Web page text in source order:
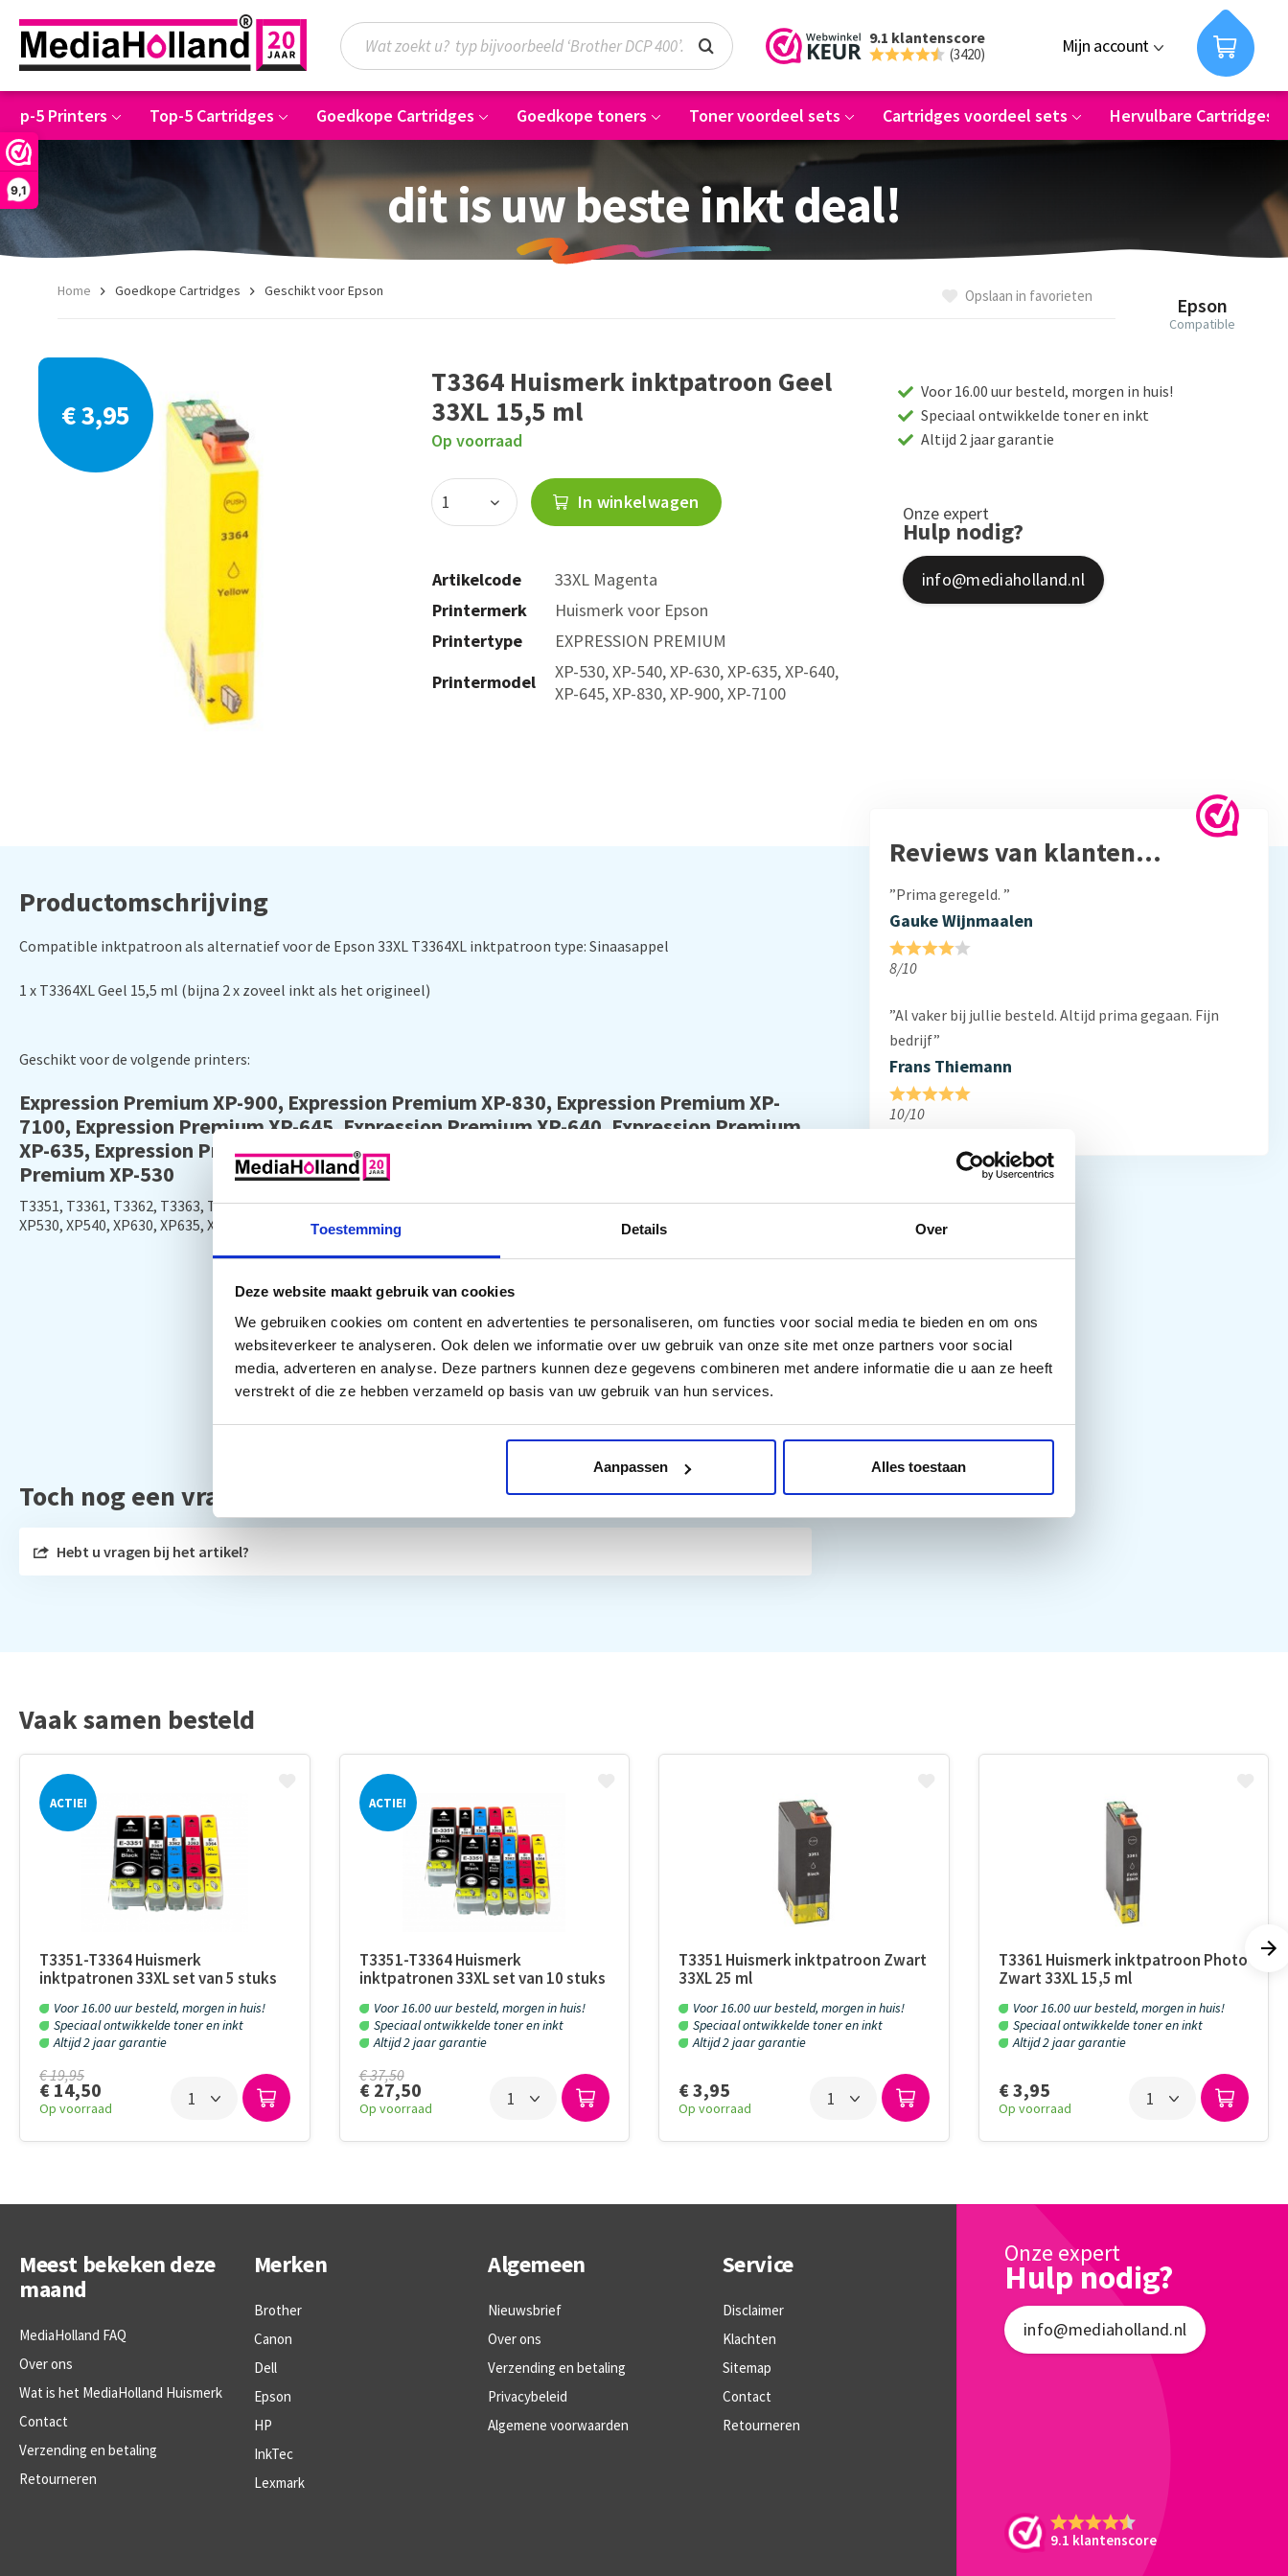
Toestemming Details Over
Deze website maakt gebruik van cookies
We gebruiken cookies om content en advertenties te personaliseren, om functies voor social media te bieden en om ons
websiteverkeer te analyseren. Ook delen we informatie over uw gebruik van onze site met onze partners voor social
media, adverteren en analyse. Deze partners kunnen deze gegevens combineren met andere informatie die u aan ze heeft
verstrekt of die ze hebben verzameld op basis van uw gebruik van hun services.
Aanpassen Alles toestaan
9,1
9.1 klantenscore
(3420) Mijn account
Top-5 Printers Top-5 Cartridges Goedkope Cartridges Goedkope toners Toner voordeel sets Cartridges voordeel sets Hervulbare Cartridges
dit is uw beste inkt deal!
Home Goedkope Cartridges Geschikt voor Epson
€ 3,95
T3364 Huismerk inktpatroon Geel
33XL 15,5 ml
Op voorraad
In winkelwagen
Artikelcode
33XL Magenta
Printermerk
Huismerk voor Epson
Printertype
EXPRESSION PREMIUM
Printermodel
XP-530, XP-540, XP-630, XP-635, XP-640,
XP-645, XP-830, XP-900, XP-7100
Opslaan in favorieten Epson
Compatible
Voor 16.00 uur besteld, morgen in huis!
Speciaal ontwikkelde toner en inkt
Altijd 2 jaar garantie
Onze expert
Hulp nodig?
info@mediaholland.nl
Productomschrijving
Compatible inktpatroon als alternatief voor de Epson 33XL T3364XL inktpatroon type: Sinaasappel
1 x T3364XL Geel 15,5 ml (bijna 2 x zoveel inkt als het origineel)
Geschikt voor de volgende printers:
Expression Premium XP-900, Expression Premium XP-830, Expression Premium XP-
7100, Expression Premium XP-645,Expression Premium XP-640,Expression Premium
XP-635, Expression Premium XP-630,Expression Premium XP-540,
Premium XP-530
T3351, T3361, T3362, T3363, T3365
XP530, XP540, XP630, XP635, XP640, XP645, XP7100, XP830, XP900
Toch nog een vraag?
Hebt u vragen bij het artikel?
Reviews van klanten…
”Prima geregeld. ”
Gauke Wijnmaalen
8/10
”Al vaker bij jullie besteld. Altijd prima gegaan. Fijn
bedrijf”
Frans Thiemann
10/10
Vaak samen besteld
ACTIE!
T3351-T3364 Huismerk
inktpatronen 33XL set van 5 stuks
Voor 16.00 uur besteld, morgen in huis!
Speciaal ontwikkelde toner en inkt
Altijd 2 jaar garantie
€ 19,95
€ 14,50
Op voorraad
ACTIE!
T3351-T3364 Huismerk
inktpatronen 33XL set van 10 stuks
Voor 16.00 uur besteld, morgen in huis!
Speciaal ontwikkelde toner en inkt
Altijd 2 jaar garantie
€ 37,50
€ 27,50
Op voorraad
T3351 Huismerk inktpatroon Zwart
33XL 25 ml
Voor 16.00 uur besteld, morgen in huis!
Speciaal ontwikkelde toner en inkt
Altijd 2 jaar garantie
€ 3,95
Op voorraad
T3361 Huismerk inktpatroon Photo
Zwart 33XL 15,5 ml
Voor 16.00 uur besteld, morgen in huis!
Speciaal ontwikkelde toner en inkt
Altijd 2 jaar garantie
€ 3,95
Op voorraad
Meest bekeken deze
maand
MediaHolland FAQ
Over ons
Wat is het MediaHolland Huismerk
Contact
Verzending en betaling
Retourneren
Merken
Brother
Canon
Dell
Epson
HP
InkTec
Lexmark
Algemeen
Nieuwsbrief
Over ons
Verzending en betaling
Privacybeleid
Algemene voorwaarden
Service
Disclaimer
Klachten
Sitemap
Contact
Retourneren
Onze expert
Hulp nodig?
info@mediaholland.nl
9.1 klantenscore